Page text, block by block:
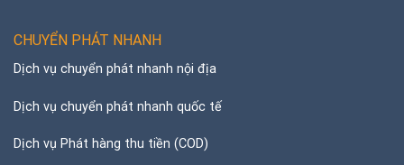
CHUYỂN PHÁT NHANH
Dịch vụ chuyển phát nhanh nội địa
Dịch vụ chuyển phát nhanh quốc tế
Dịch vụ Phát hàng thu tiền (COD)